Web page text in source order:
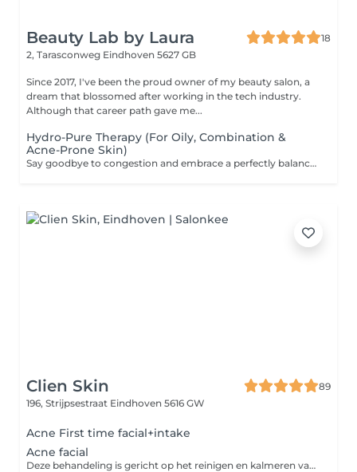
Beauty Lab by Laura
18
2, Tarasconweg Eindhoven 5627 GB
Since 2017, I've been the proud owner of my beauty salon, a
dream that blossomed after working in the tech industry.
Although that career path gave me...
Hydro-Pure Therapy (For Oily, Combination &
Acne-Prone Skin)
Say goodbye to congestion and embrace a perfectly balanced, matte, and refined complexion. Designed specifically for oily, combination, and acne-prone skin, this advanced clarifying treatment uses deep hydrogen fusion to sweep away impurities and environmental buildup from the pores. Infused with professional-grade salicylic acid (BHA) and targeted botanical concentrates, it actively regulates sebum production, calms redness, and prevents future breakouts. A deeply purifying yet remarkably soothing treatment that leaves your skin feeling incredibly fresh, clear, and thoroughly detoxified.
Clien Skin
89
196, Strijpsestraat Eindhoven 5616 GW
Acne First time facial+intake
Acne facial
Deze behandeling is gericht op het reinigen en kalmeren van de acne-gevoelige huid. Met een dieptereiniging, zachte exfoliatie en een kalmerend masker werken we aan een zuivere en frisse huid. Ideaal voor het verminderen van onzuiverheden en roodheid. We stemmen de behandeling altijd af op de behoeften van jouw huid en passen deze direct aan voor het beste resultaat.